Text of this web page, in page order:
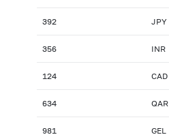
392 JPY
356 INR
124 CAD
634 QAR
981 GEL